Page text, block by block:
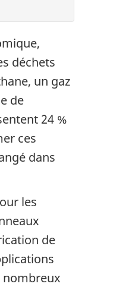
déchets
un gaz
de
24 %
ces
dans
les
de
nombreux